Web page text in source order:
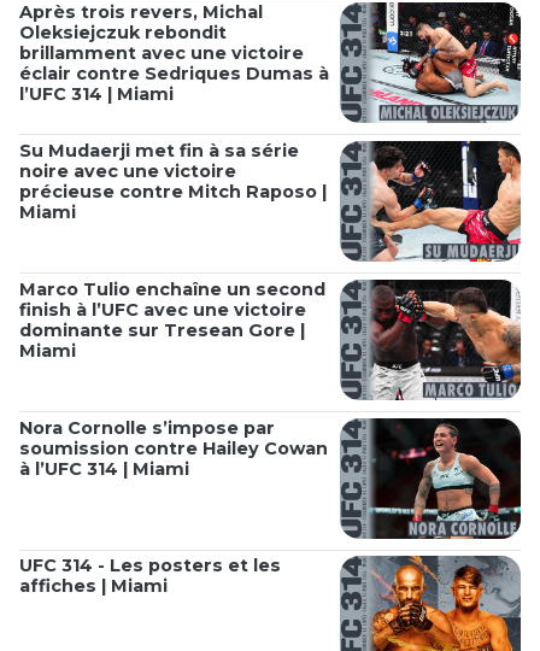
Après trois revers, Michal
Oleksiejczuk rebondit
brillamment avec une victoire
éclair contre Sedriques Dumas à
l’UFC 314 | Miami
Su Mudaerji met fin à sa série
noire avec une victoire
précieuse contre Mitch Raposo |
Miami
Marco Tulio enchaîne un second
finish à l’UFC avec une victoire
dominante sur Tresean Gore |
Miami
Nora Cornolle s’impose par
soumission contre Hailey Cowan
à l’UFC 314 | Miami
UFC 314 - Les posters et les
affiches | Miami